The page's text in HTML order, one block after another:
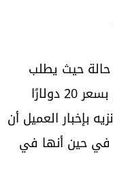
حالة حيث يطلب
عميل شراء 1,000 سهم من الأسهم بسعر 20 دولارًا
بإخبار العميل أن
بسعر 20 دولارًا، في حين أنها في